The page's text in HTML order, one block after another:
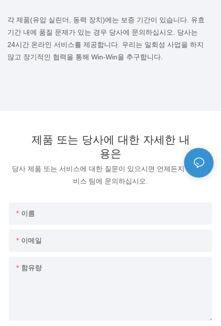
각 제품(유압 실린더, 동력 장치)에는 보증 기간이 있습니다. 유효
기간 내에 품질 문제가 있는 경우 당사에 문의하십시오. 당사는
24시간 온라인 서비스를 제공합니다. 우리는 일회성 사업을 하지
않고 장기적인 협력을 통해 Win-Win을 추구합니다.
제품 또는 당사에 대한 자세한 내
용은
당사 제품 또는 서비스에 대한 질문이 있으시면 언제든지 고객 서
비스 팀에 문의하십시오.
이름
이메일
함유량